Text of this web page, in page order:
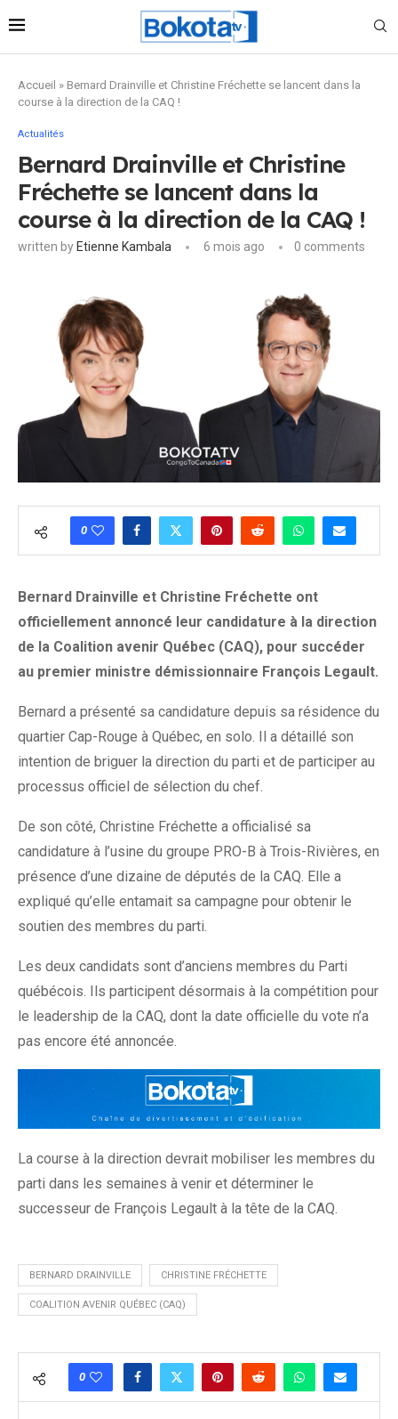
Accueil » Bernard Drainville et Christine Fréchette se lancent dans la
course à la direction de la CAQ !
Actualités
Bernard Drainville et Christine
Fréchette se lancent dans la
course à la direction de la CAQ !
written by Etienne Kambala 6 mois ago 0 comments
0
Bernard Drainville et Christine Fréchette ont
officiellement annoncé leur candidature à la direction
de la Coalition avenir Québec (CAQ), pour succéder
au premier ministre démissionnaire François Legault.
Bernard a présenté sa candidature depuis sa résidence du
quartier Cap-Rouge à Québec, en solo. Il a détaillé son
intention de briguer la direction du parti et de participer au
processus officiel de sélection du chef.
De son côté, Christine Fréchette a officialisé sa
candidature à l’usine du groupe PRO-B à Trois-Rivières, en
présence d’une dizaine de députés de la CAQ. Elle a
expliqué qu’elle entamait sa campagne pour obtenir le
soutien des membres du parti.
Les deux candidats sont d’anciens membres du Parti
québécois. Ils participent désormais à la compétition pour
le leadership de la CAQ, dont la date officielle du vote n’a
pas encore été annoncée.
La course à la direction devrait mobiliser les membres du
parti dans les semaines à venir et déterminer le
successeur de François Legault à la tête de la CAQ.
BERNARD DRAINVILLE CHRISTINE FRÉCHETTE
COALITION AVENIR QUÉBEC (CAQ)
0